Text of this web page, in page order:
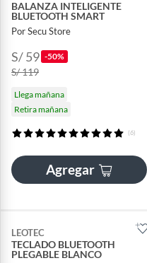
BALANZA INTELIGENTE
BLUETOOTH SMART
Por Secu Store
S/ 59 -50%
S/ 119
Llega mañana
Retira mañana
(6)
Agregar
LEOTEC
TECLADO BLUETOOTH
PLEGABLE BLANCO